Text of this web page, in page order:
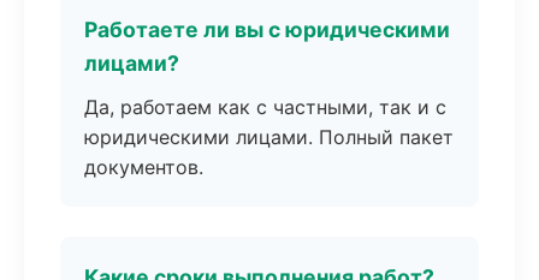
Работаете ли вы с юридическими
лицами?
Да, работаем как с частными, так и с
юридическими лицами. Полный пакет
документов.